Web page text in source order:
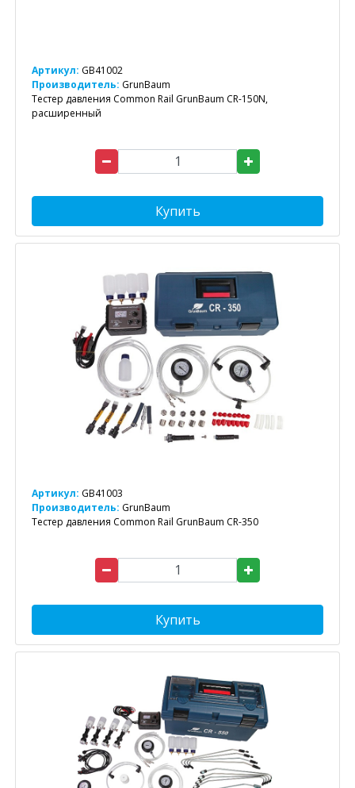
Артикул: GB41002
Производитель: GrunBaum
Тестер давления Common Rail GrunBaum CR-150N,
расширенный
Купить
Артикул: GB41003
Производитель: GrunBaum
Тестер давления Common Rail GrunBaum CR-350
Купить